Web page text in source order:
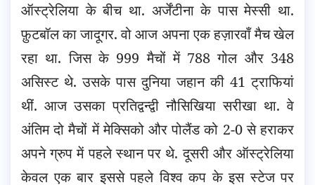
ऑस्ट्रेलिया के बीच था. अर्जेंटीना के पास मेस्सी था.
फ़ुटबॉल का जादूगर. वो आज अपना एक हज़ारवाँ मैच खेल
रहा था. जिस के 999 मैचों में 788 गोल और 348
असिस्ट थे. उसके पास दुनिया जहान की 41 ट्राफियां
थीं. आज उसका प्रतिद्वन्द्वी नौसिखिया सरीखा था. वे
अंतिम दो मैचों में मेक्सिको और पोलैंड को 2-0 से हराकर
अपने ग्रुप में पहले स्थान पर थे. दूसरी और ऑस्ट्रेलिया
केवल एक बार इससे पहले विश्व कप के इस स्टेज पर